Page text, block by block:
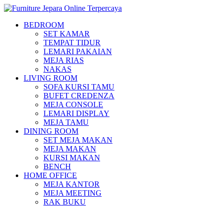
BEDROOM
SET KAMAR
TEMPAT TIDUR
LEMARI PAKAIAN
MEJA RIAS
NAKAS
LIVING ROOM
SOFA KURSI TAMU
BUFET CREDENZA
MEJA CONSOLE
LEMARI DISPLAY
MEJA TAMU
DINING ROOM
SET MEJA MAKAN
MEJA MAKAN
KURSI MAKAN
BENCH
HOME OFFICE
MEJA KANTOR
MEJA MEETING
RAK BUKU